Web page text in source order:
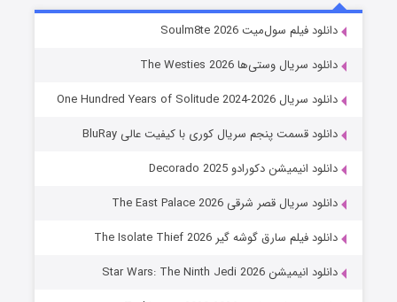
خاندان اژدها فصل ۳
جادوگری در مغولستان
قسمت ۱۴ (زیرنویس) منتشر شد
دانلود فیلم سول‌میت Soulm8te 2026
دانلود سریال وستی‌ها The Westies 2026
دانلود سریال One Hundred Years of Solitude 2024-2026
دانلود قسمت پنجم سریال کوری با کیفیت عالی BluRay
دانلود انیمیشن دکورادو Decorado 2025
دانلود سریال قصر شرقی The East Palace 2026
دانلود فیلم سارق گوشه گیر The Isolate Thief 2026
دانلود انیمیشن Star Wars: The Ninth Jedi 2026